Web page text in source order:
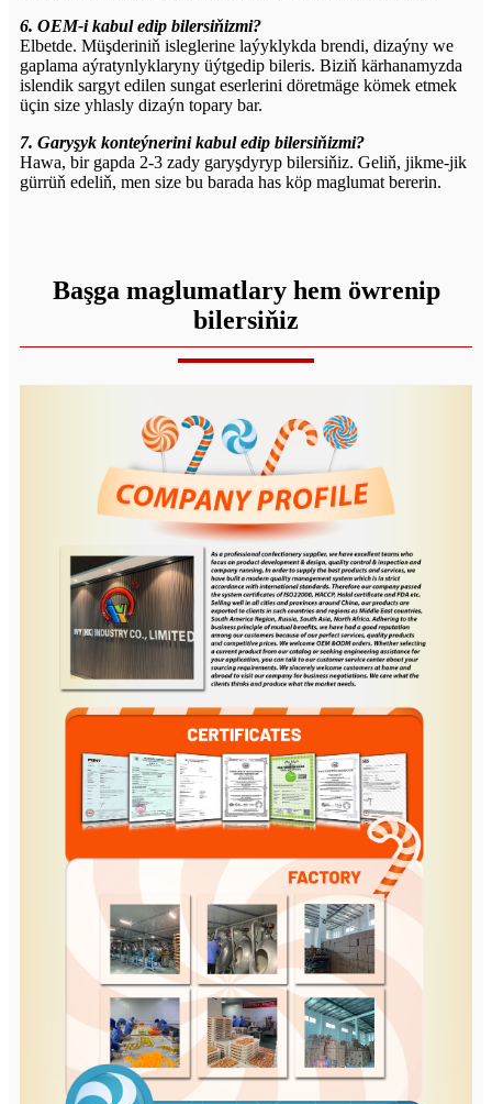
6. OEM-i kabul edip bilersiňizmi?
Elbetde. Müşderiniň isleglerine laýyklykda brendi, dizaýny we
gaplama aýratynlyklaryny üýtgedip bileris. Biziň kärhanamyzda
islendik sargyt edilen sungat eserlerini döretmäge kömek etmek
üçin size yhlasly dizaýn topary bar.
7. Garyşyk konteýnerini kabul edip bilersiňizmi?
Hawa, bir gapda 2-3 zady garyşdyryp bilersiňiz. Geliň, jikme-jik
gürrüň edeliň, men size bu barada has köp maglumat bererin.
Başga maglumatlary hem öwrenip
bilersiňiz